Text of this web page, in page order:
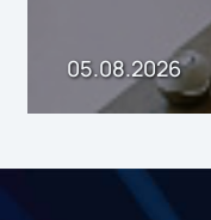
05.08.2026